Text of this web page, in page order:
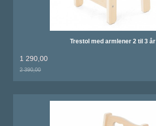
Trestol med armlener 2 til 3 år
1 290,00
2 390,00